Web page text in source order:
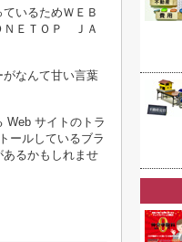
いるためＷＥＢ
ＮＥＴＯＰ ＪＡ
なんて甘い言葉
Web サイトのトラ
ールしているブラ
るかもしれませ